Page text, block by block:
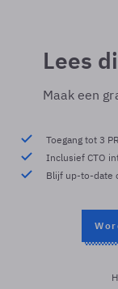
Lees
Maak een
Toegang tot 3
Inclusief CTO
Blijf up-to-date